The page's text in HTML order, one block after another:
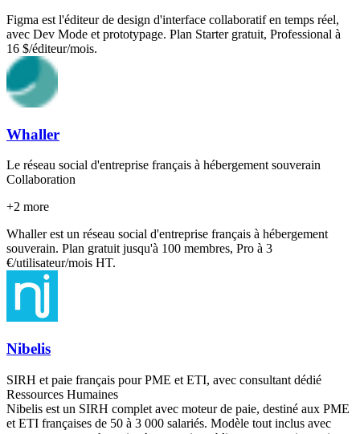
Figma est l'éditeur de design d'interface collaboratif en temps réel,
avec Dev Mode et prototypage. Plan Starter gratuit, Professional à
16 $/éditeur/mois.
Whaller
Le réseau social d'entreprise français à hébergement souverain
Collaboration
+2 more
Whaller est un réseau social d'entreprise français à hébergement
souverain. Plan gratuit jusqu'à 100 membres, Pro à 3
€/utilisateur/mois HT.
Nibelis
SIRH et paie français pour PME et ETI, avec consultant dédié
Ressources Humaines
Nibelis est un SIRH complet avec moteur de paie, destiné aux PME
et ETI françaises de 50 à 3 000 salariés. Modèle tout inclus avec